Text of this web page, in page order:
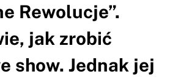
Rewolucje”.
jak zrobić
show. Jednak jej